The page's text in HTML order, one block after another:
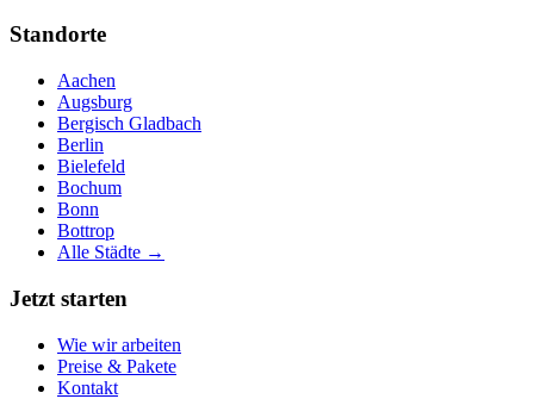
Standorte
Aachen
Augsburg
Bergisch Gladbach
Berlin
Bielefeld
Bochum
Bonn
Bottrop
Alle Städte →
Jetzt starten
Wie wir arbeiten
Preise & Pakete
Kontakt